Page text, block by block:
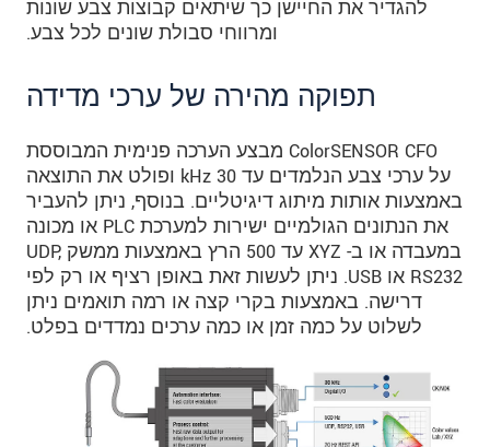
להגדיר את החיישן כך שיתאים קבוצות צבע שונות
ומרווחי סבולת שונים לכל צבע.
תפוקה מהירה של ערכי מדידה
ColorSENSOR CFO מבצע הערכה פנימית המבוססת
על ערכי צבע הנלמדים עד 30 kHz ופולט את התוצאה
באמצעות אותות מיתוג דיגיטליים. בנוסף, ניתן להעביר
את הנתונים הגולמיים ישירות למערכת PLC או מכונה
במעבדה או ב- XYZ עד 500 הרץ באמצעות ממשק UDP,
RS232 או USB. ניתן לעשות זאת באופן רציף או רק לפי
דרישה. באמצעות בקרי קצה או רמה תואמים ניתן
לשלוט על כמה זמן או כמה ערכים נמדדים בפלט.